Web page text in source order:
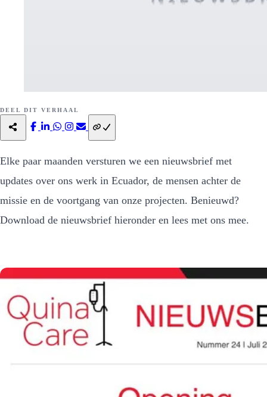
DEEL DIT VERHAAL
Elke paar maanden versturen we een nieuwsbrief met
updates over ons werk in Ecuador, de mensen achter de
missie en de voortgang van onze projecten. Benieuwd?
Download de nieuwsbrief hieronder en lees met ons mee.